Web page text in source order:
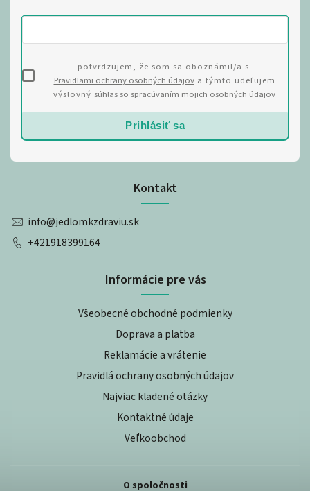
Kontakt
info@jedlomkzdraviu.sk
+421918399164
Informácie pre vás
Všeobecné obchodné podmienky
Doprava a platba
Reklamácie a vrátenie
Pravidlá ochrany osobných údajov
Najviac kladené otázky
Kontaktné údaje
Veľkoobchod
O spoločnosti
potvrdzujem, že som sa oboznámil/a s
Pravidlami ochrany osobných údajova týmto udeľujem
výslovný súhlas so spracúvaním mojich osobných údajov
Prihlásiť sa